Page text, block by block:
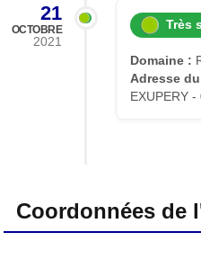
21
OCTOBRE
2021
Très
Domaine :
Adresse
EXUPERY
Coordonnées de